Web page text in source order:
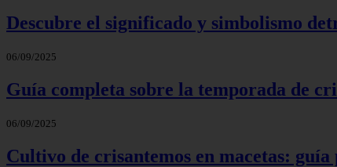
Descubre el significado y simbolismo
06/09/2025
Guía completa sobre la temporada de
06/09/2025
Cultivo de crisantemos en macetas: guía